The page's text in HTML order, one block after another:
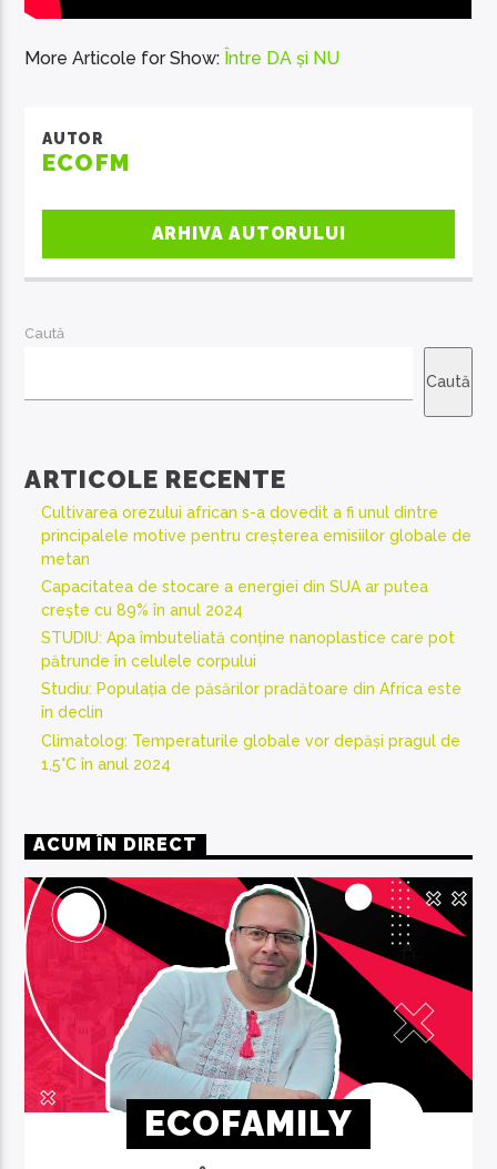
More Articole for Show: Între DA și NU
AUTOR
ECOFM
ARHIVA AUTORULUI
Caută
Caută
ARTICOLE RECENTE
Cultivarea orezului african s-a dovedit a fi unul dintre
principalele motive pentru creșterea emisiilor globale de
metan
Capacitatea de stocare a energiei din SUA ar putea
crește cu 89% în anul 2024
STUDIU: Apa îmbuteliată conține nanoplastice care pot
pătrunde în celulele corpului
Studiu: Populația de păsărilor pradătoare din Africa este
în declin
Climatolog: Temperaturile globale vor depăși pragul de
1,5°C în anul 2024
ACUM ÎN DIRECT
ECOFAMILY